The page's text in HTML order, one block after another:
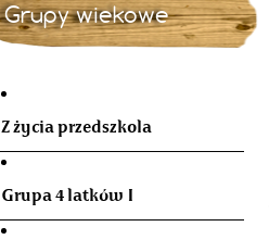
Grupy wiekowe
Z życia przedszkola
Grupa 4 latków I